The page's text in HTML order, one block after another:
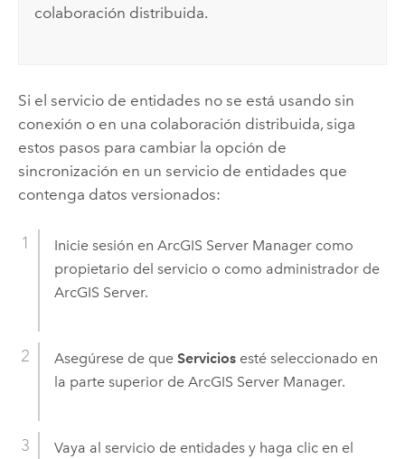
colaboración distribuida.
Si el servicio de entidades no se está usando sin
conexión o en una colaboración distribuida, siga
estos pasos para cambiar la opción de
sincronización en un servicio de entidades que
contenga datos versionados:
Inicie sesión en ArcGIS Server Managercomo
propietario del servicio o como administrador de
ArcGIS Server.
Asegúrese de que Serviciosesté seleccionado en
la parte superior de ArcGIS Server Manager.
Vaya al servicio de entidades y haga clic en el